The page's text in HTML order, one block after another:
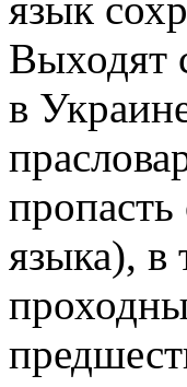
Выходят
в
языка), в